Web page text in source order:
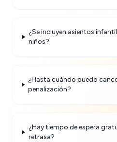
¿Se incluyen asientos
niños?
¿Hasta cuándo puedo
penalización?
¿Hay tiempo de espera
retrasa?